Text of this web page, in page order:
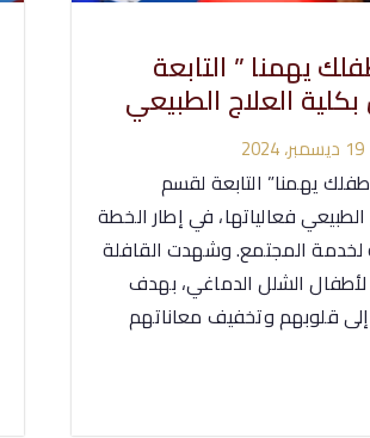
يهمنا ” التابعة
العلاج الطبيعي
19 ديسمبر، 2024
يهمنا” التابعة لقسم
الطبيعي فعالياتها، في إطار الخطة
لخدمة المجتمع. وشهدت القافلة
لأطفال الشلل الدماغي، بهدف
إلى قلوبهم وتخفيف معاناتهم